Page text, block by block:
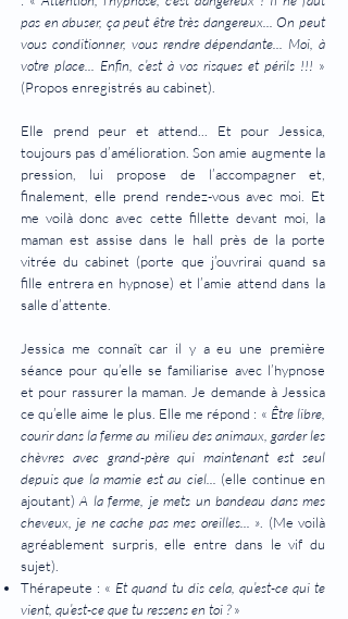
pas en abuser, ça peut être très dangereux... On peut
vous conditionner, vous rendre dépendante... Moi, à
votre place... Enfin, c’est à vos risques et périls !!! »
(Propos enregistrés au cabinet).
Elle prend peur et attend... Et pour Jessica,
toujours pas d’amélioration. Son amie augmente la
pression, lui propose de l’accompagner et,
finalement, elle prend rendez-vous avec moi. Et
me voilà donc avec cette fillette devant moi, la
maman est assise dans le hall près de la porte
vitrée du cabinet (porte que j’ouvrirai quand sa
fille entrera en hypnose) et l’amie attend dans la
salle d’attente.
Jessica me connaît car il y a eu une première
séance pour qu’elle se familiarise avec l’hypnose
et pour rassurer la maman. Je demande à Jessica
ce qu’elle aime le plus. Elle me répond : « Être libre,
courir dans la ferme au milieu des animaux, garder les
chèvres avec grand-père qui maintenant est seul
depuis que la mamie est au ciel... (elle continue en
ajoutant)A la ferme, je mets un bandeau dans mes
cheveux, je ne cache pas mes oreilles... » . (Me voilà
agréablement surpris, elle entre dans le vif du
sujet).
Thérapeute : « Et quand tu dis cela, qu’est-ce qui te
vient, qu’est-ce que tu ressens en toi ?»